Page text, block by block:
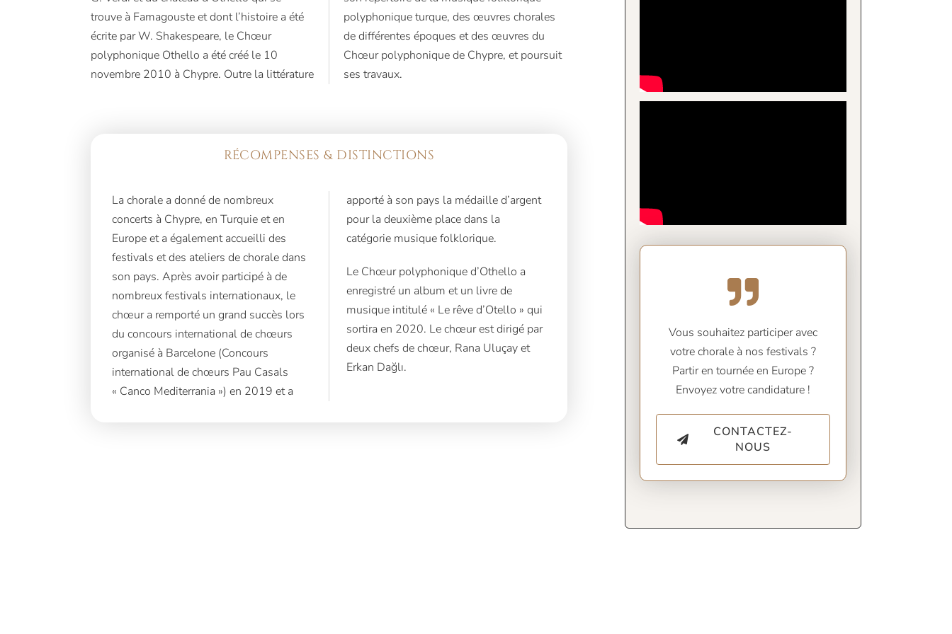
trouve à Famagouste et dont l’histoire a été
écrite par W. Shakespeare, le Chœur
polyphonique Othello a été créé le 10
novembre 2010 à Chypre. Outre la littérature
polyphonique turque, des œuvres chorales
de différentes époques et des œuvres du
Chœur polyphonique de Chypre, et poursuit
ses travaux.
RÉCOMPENSES & DISTINCTIONS
La chorale a donné de nombreux
concerts à Chypre, en Turquie et en
Europe et a également accueilli des
festivals et des ateliers de chorale dans
son pays. Après avoir participé à de
nombreux festivals internationaux, le
chœur a remporté un grand succès lors
du concours international de chœurs
organisé à Barcelone (Concours
international de chœurs Pau Casals
« Canco Mediterrania ») en 2019 et a
apporté à son pays la médaille d’argent
pour la deuxième place dans la
catégorie musique folklorique.
Le Chœur polyphonique d’Othello a
enregistré un album et un livre de
musique intitulé « Le rêve d’Otello » qui
sortira en 2020. Le chœur est dirigé par
deux chefs de chœur, Rana Uluçay et
Erkan Dağlı.
Vous souhaitez participer avec
votre chorale à nos festivals ?
Partir en tournée en Europe ?
Envoyez votre candidature !
CONTACTEZ-
NOUS